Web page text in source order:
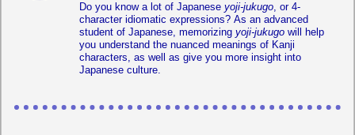
Do you know a lot of Japanese yoji-jukugo, or 4-
character idiomatic expressions? As an advanced
student of Japanese, memorizing yoji-jukugo will help
you understand the nuanced meanings of Kanji
characters, as well as give you more insight into
Japanese culture.